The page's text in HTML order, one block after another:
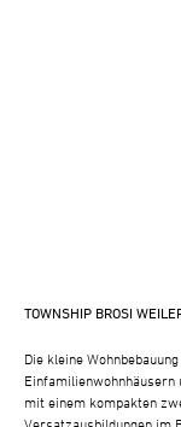
TOWNSHIP BROSI
Die kleine
Einfamilienwohnhäusern
mit einem kompakten